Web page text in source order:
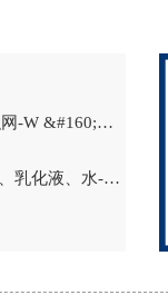
-W &#160;木
乳化液、水-乙